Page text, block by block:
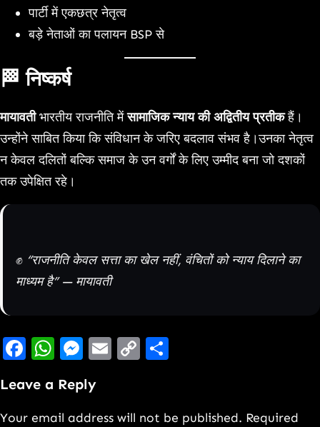
पार्टी में एकछत्र नेतृत्व
बड़े नेताओं का पलायन BSP से
🏁निष्कर्ष
मायावतीभारतीय राजनीति मेंसामाजिक न्याय की अद्वितीय प्रतीकहैं।
उन्होंने साबित किया कि संविधान के जरिए बदलाव संभव है।उनका नेतृत्व
न केवल दलितों बल्कि समाज के उन वर्गों के लिए उम्मीद बना जो दशकों
तक उपेक्षित रहे।
✊ “राजनीति केवल सत्ता का खेल नहीं, वंचितों को न्याय दिलाने का
माध्यम है” — मायावती
Facebook
WhatsApp
Messenger
EmailCopy
Leave a Reply
Your email address will not be published. Required